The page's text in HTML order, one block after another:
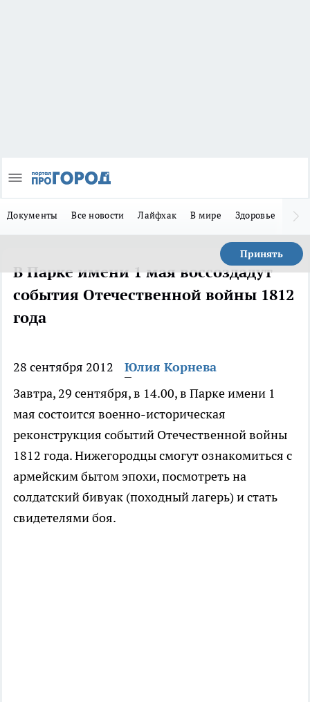
Документы Все новости Лайфхак В мире Здоровье
Принять
В Парке имени 1 мая воссоздадут
события Отечественной войны 1812
года
28 сентября 2012
Юлия Корнева
Завтра, 29 сентября, в 14.00, в Парке имени 1
мая состоится военно-историческая
реконструкция событий Отечественной войны
1812 года. Нижегородцы смогут ознакомиться с
армейским бытом эпохи, посмотреть на
солдатский бивуак (походный лагерь) и стать
свидетелями боя.